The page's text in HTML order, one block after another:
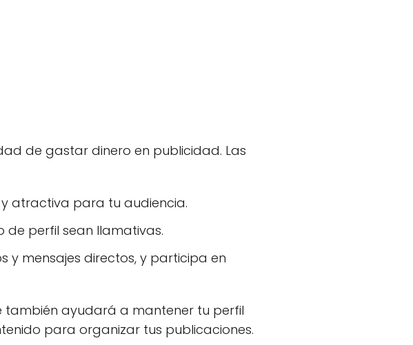
de gastar dinero en publicidad. Las
atractiva para tu audiencia.
perfil sean llamativas.
y mensajes directos, y participa en
ayudará a mantener tu perfil
para organizar tus publicaciones.